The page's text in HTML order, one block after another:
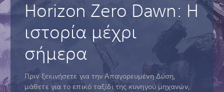
Horizon Zero Dawn: Η
ιστορία μέχρι
σήμερα
Πριν ξεκινήσετε για την Απαγορευμένη Δύση,
μάθετε για το επικό ταξίδι της κυνηγού μηχανών,